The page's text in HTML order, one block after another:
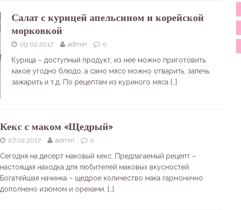
Салат с курицей апельсином и корейской
морковкой
09.02.2017 admin 0
Курица – доступный продукт, из нее можно приготовить
какое угодно блюдо, а само мясо можно отварить, запечь,
зажарить и т.д. По рецептам из куриного мяса […]
Кекс с маком «Щедрый»
07.02.2017 admin 0
Сегодня на десерт маковый кекс. Предлагаемый рецепт –
настоящая находка для любителей маковых вкусностей.
Богатейшая начинка – щедрое количество мака гармонично
дополнено изюмом и орехами.
[…]